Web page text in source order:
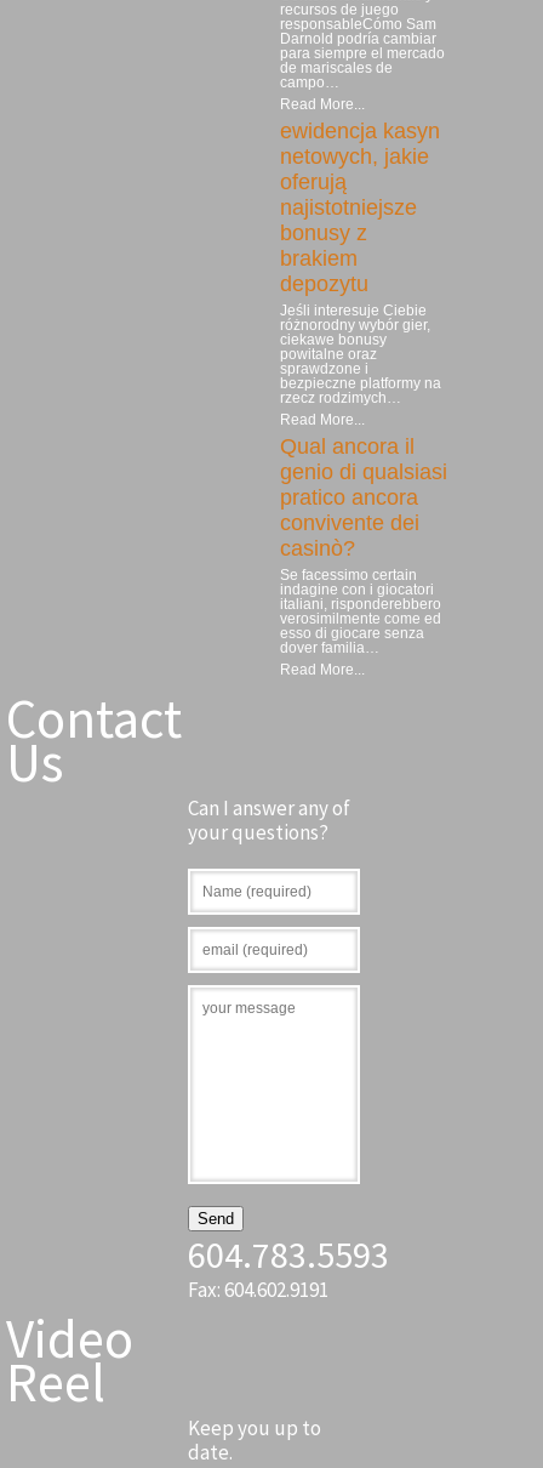
recursos de juego
responsableCómo Sam
Darnold podría cambiar
para siempre el mercado
de mariscales de
campo…
Read More...
ewidencja kasyn
netowych, jakie
oferują
najistotniejsze
bonusy z
brakiem
depozytu
Jeśli interesuje Ciebie
różnorodny wybór gier,
ciekawe bonusy
powitalne oraz
sprawdzone i
bezpieczne platformy na
rzecz rodzimych…
Read More...
Qual ancora il
genio di qualsiasi
pratico ancora
convivente dei
casinò?
Se facessimo certain
indagine con i giocatori
italiani, risponderebbero
verosimilmente come ed
esso di giocare senza
dover familia…
Read More...
Contact
Us
Can I answer any of
your questions?
604.783.5593
Fax: 604.602.9191
Video
Reel
Keep you up to
date.